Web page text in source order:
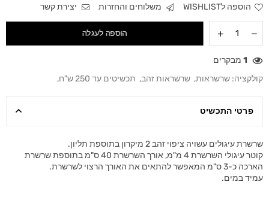
הוספה לWISHLIST משלוחים והחזרות יצירת קשר
הוספה לעגלה
1 מבקרים
קולקציה: שרשראות, שרשראות זהב, תכשיטים עד 250 ש"ח ,
פרטי התכשיט
שרשרת עיגולים עשויה ציפוי זהב 2 מיקרון בתוספת תליון.
קוטר עיגולי השרשרת 4 מ"מ, אורך השרשרת 40 ס"מ בתוספת שרשרת
הארכה כ-3 ס"מ המאפשר להתאים את האורך הרצוי לשרשרת.
עמיד במים.